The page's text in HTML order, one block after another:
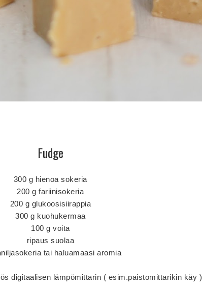
Fudge
300 g hienoa sokeria
200 g fariinisokeria
200 g glukoosisiirappia
300 g kuohukermaa
100 g voita
ripaus suolaa
tai haluamaasi aromia
digitaalisen lämpömittarin ( esim.paistomittarikin käy )